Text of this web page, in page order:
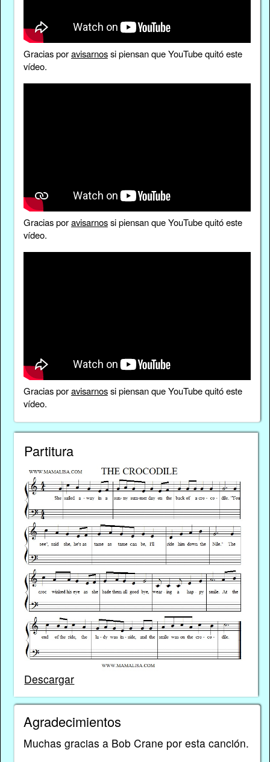
Gracias poravisarnossi piensan que YouTube quitó este
vídeo.
Gracias poravisarnossi piensan que YouTube quitó este
vídeo.
Gracias poravisarnossi piensan que YouTube quitó este
vídeo.
Partitura
Descargar
Agradecimientos
Muchas gracias a Bob Crane por esta canción.